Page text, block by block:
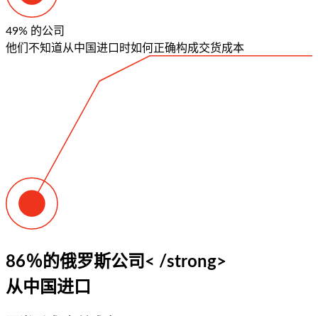
49% 的公司
他们不知道从中国进口时如何正确构成交货成本
86％的俄罗斯公司< /strong>
从中国进口